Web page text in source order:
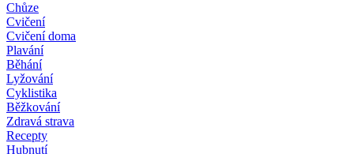
Chůze
Cvičení
Cvičení doma
Plavání
Běhání
Lyžování
Cyklistika
Běžkování
Zdravá strava
Recepty
Hubnutí